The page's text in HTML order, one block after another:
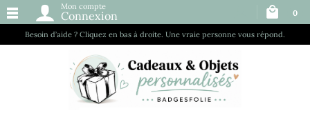
Besoin d’aide ? Cliquez en bas à droite. Une vraie personne vous répond.
Mon compte
Connexion 0